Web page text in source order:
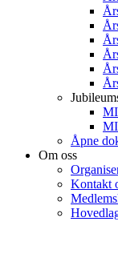
Åpne
Om oss
Kontakt